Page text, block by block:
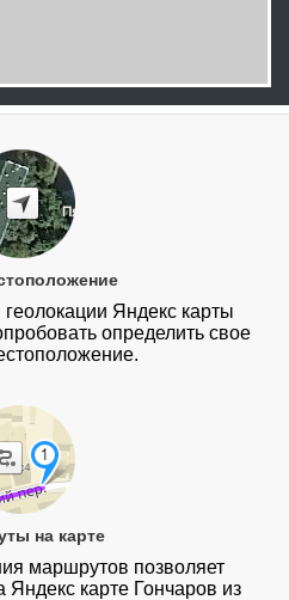
Яндекс карты
определить свое
на карте
маршрутов позволяет
карте Гончаров из